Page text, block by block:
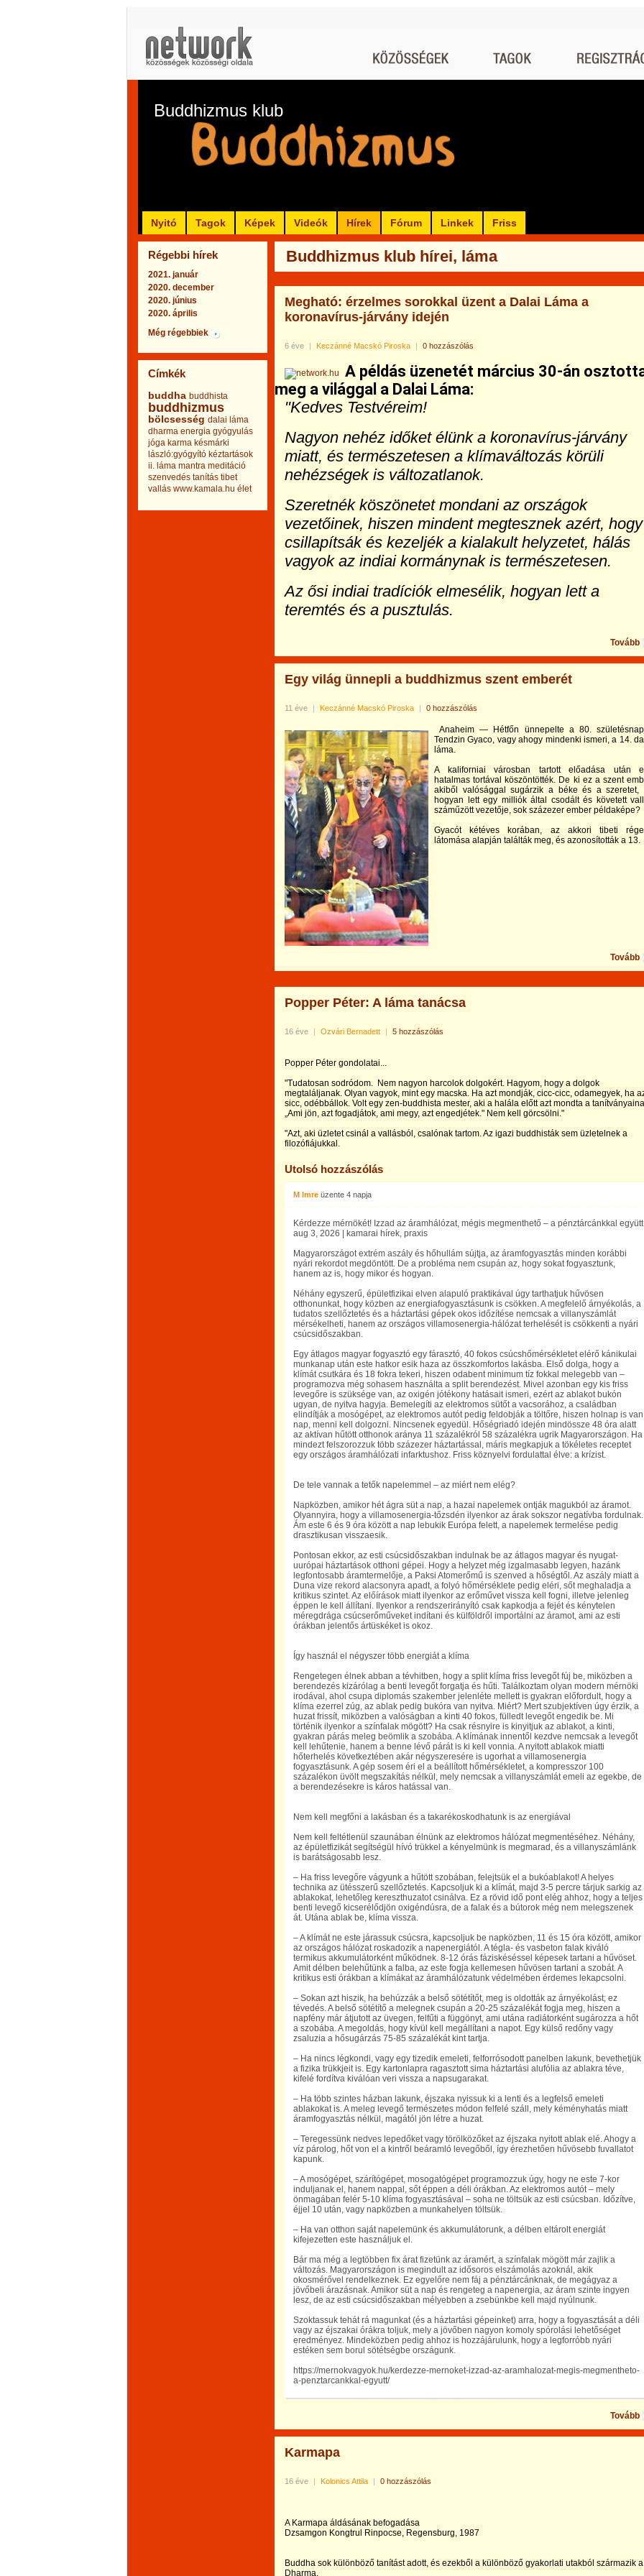
Buddhizmus klub
Nyitó Tagok Képek Videók Hírek Fórum Linkek Friss
Régebbi hírek
2021. január
2020. december
2020. június
2020. április
Még régebbiek
Címkék
buddha buddhista
buddhizmus
bölcsesség dalai láma
dharma energia gyógyulás
jóga karma késmárki
lászló:gyógyító kéztartások
ii. láma mantra meditáció
szenvedés tanítás tibet
vallás www.kamala.hu élet
Buddhizmus klub hírei, láma
Megható: érzelmes sorokkal üzent a Dalai Láma a
koronavírus-járvány idején
6 éve | Keczánné Macskó Piroska | 0 hozzászólás
A példás üzenetét március 30-án
meg a világgal a Dalai Láma:
"Kedves Testvéreim!
Nagyon nehéz időket élünk a koronavírus-járvány
miatt, és természetesen a klímaváltozás körüli
nehézségek is változatlanok.
Szeretnék köszönetet mondani az országok
vezetőinek, hiszen mindent megtesznek azért, hogy
csillapítsák és kezeljék a kialakult helyzetet, hálás
vagyok az indiai kormánynak is természetesen.
Az ősi indiai tradíciók elmesélik, hogyan lett a
teremtés és a pusztulás.
Tovább
Egy világ ünnepli a buddhizmus szent emberét
11 éve | Keczánné Macskó Piroska | 0 hozzászólás
Anaheim — Hétfőn ünnepelte a 80.
Tendzin Gyaco, vagy ahogy mindenki ismeri, a 14.
láma.
A kaliforniai városban tartott előadása után
hatalmas tortával köszöntötték. De ki ez a szent
akiből valósággal sugárzik a béke és a szeretet,
hogyan lett egy milliók által csodált és követett
száműzött vezetője, sok százezer ember példaképe?
Gyacót kétéves korában, az akkori tibeti
látomása alapján találták meg, és azonosították a 13.
Tovább
Popper Péter: A láma tanácsa
16 éve | Ozvári Bernadett | 5 hozzászólás
Popper Péter gondolatai...
"Tudatosan sodródom. Nem nagyon harcolok dolgokért. Hagyom, hogy a dolgok
megtaláljanak. Olyan vagyok, mint egy macska. Ha azt mondják, cicc-cicc, odamegyek, ha
sicc, odébbállok. Volt egy zen-buddhista mester, aki a halála előtt azt mondta a
„Ami jön, azt fogadjátok, ami megy, azt engedjétek." Nem kell görcsölni."
"Azt, aki üzletet csinál a vallásból, csalónak tartom. Az igazi buddhisták sem üzletelnek a
filozófiájukkal.
Utolsó hozzászólás
M Imre üzente 4 napja
Kérdezze mérnökét! Izzad az áramhálózat, mégis megmenthető – a pénztárcánkkal együtt
aug 3, 2026 | kamarai hírek, praxis
Magyarországot extrém aszály és hőhullám sújtja, az áramfogyasztás minden korábbi
nyári rekordot megdöntött. De a probléma nem csupán az, hogy sokat fogyasztunk,
hanem az is, hogy mikor és hogyan.
Néhány egyszerű, épületfizikai elven alapuló praktikával úgy tarthatjuk hűvösen
otthonunkat, hogy közben az energiafogyasztásunk is csökken. A megfelelő árnyékolás, a
tudatos szellőztetés és a háztartási gépek okos időzítése nemcsak a villanyszámlát
mérsékelheti, hanem az országos villamosenergia-hálózat terhelését is csökkenti a nyári
csúcsidőszakban.
Egy átlagos magyar fogyasztó egy fárasztó, 40 fokos csúcshőmérsékletet elérő kánikulai
munkanap után este hatkor esik haza az összkomfortos lakásba. Első dolga, hogy a
klímát csutkára és 18 fokra tekeri, hiszen odabent minimum tíz fokkal melegebb van –
programozva még sohasem használta a split berendezést. Mivel azonban egy kis friss
levegőre is szüksége van, az oxigén jótékony hatásait ismeri, ezért az ablakot bukón
ugyan, de nyitva hagyja. Bemelegíti az elektromos sütőt a vacsorához, a családban
elindítják a mosógépet, az elektromos autót pedig feldobják a töltőre, hiszen holnap is van
nap, menni kell dolgozni. Nincsenek egyedül. Hőségriadó idején mindössze 48 óra alatt
az aktívan hűtött otthonok aránya 11 százalékról 58 százalékra ugrik Magyarországon. Ha
mindezt felszorozzuk több százezer háztartással, máris megkapjuk a tökéletes receptet
egy országos áramhálózati infarktushoz. Friss köznyelvi fordulattal élve: a krízist.
De tele vannak a tetők napelemmel – az miért nem elég?
Napközben, amikor hét ágra süt a nap, a hazai napelemek ontják magukból az áramot.
Olyannyira, hogy a villamosenergia-tőzsdén ilyenkor az árak sokszor negatívba fordulnak.
Ám este 6 és 9 óra között a nap lebukik Európa felett, a napelemek termelése pedig
drasztikusan visszaesik.
Pontosan ekkor, az esti csúcsidőszakban indulnak be az átlagos magyar és nyugat-
uurópai háztartások otthoni gépei. Hogy a helyzet még izgalmasabb legyen, hazánk
legfontosabb áramtermelője, a Paksi Atomerőmű is szenved a hőségtől. Az aszály miatt a
Duna vize rekord alacsonyra apadt, a folyó hőmérséklete pedig eléri, sőt meghaladja a
kritikus szintet. Az előírások miatt ilyenkor az erőművet vissza kell fogni, illetve jelenleg
éppen le kell állítani. Ilyenkor a rendszerirányító csak kapkodja a fejét és kénytelen
méregdrága csúcserőműveket indítani és külföldről importálni az áramot, ami az esti
órákban jelentős ártüskéket is okoz.
Így használ el négyszer több energiát a klíma
Rengetegen élnek abban a tévhitben, hogy a split klíma friss levegőt fúj be, miközben a
berendezés kizárólag a benti levegőt forgatja és hűti. Találkoztam olyan modern mérnöki
irodával, ahol csupa diplomás szakember jelenléte mellett is gyakran előfordult, hogy a
klíma ezerrel zúg, az ablak pedig bukóra van nyitva. Miért? Mert szubjektíven úgy érzik, a
huzat frissít, miközben a valóságban a kinti 40 fokos, fülledt levegőt engedik be. Mi
történik ilyenkor a színfalak mögött? Ha csak résnyire is kinyitjuk az ablakot, a kinti,
gyakran párás meleg beömlik a szobába. A klímának innentől kezdve nemcsak a levegőt
kell lehűtenie, hanem a benne lévő párát is ki kell vonnia. A nyitott ablakok miatti
hőterhelés következtében akár négyszeresére is ugorhat a villamosenergia
fogyasztásunk. A gép sosem éri el a beállított hőmérsékletet, a kompresszor 100
százalékon üvölt megszakítás nélkül, mely nemcsak a villanyszámlát emeli az egekbe, de
a berendezésekre is káros hatással van.
Nem kell megfőni a lakásban és a takarékoskodhatunk is az energiával
Nem kell feltétlenül szaunában élnünk az elektromos hálózat megmentéséhez. Néhány,
az épületfizikát segítségül hívó trükkel a kényelmünk is megmarad, és a villanyszámlánk
is barátságosabb lesz.
– Ha friss levegőre vágyunk a hűtött szobában, felejtsük el a bukóablakot! A helyes
technika az ütésszerű szellőztetés. Kapcsoljuk ki a klímát, majd 3-5 percre tárjuk sarkig az
ablakokat, lehetőleg kereszthuzatot csinálva. Ez a rövid idő pont elég ahhoz, hogy a teljes
benti levegő kicserélődjön oxigéndúsra, de a falak és a bútorok még nem melegszenek
át. Utána ablak be, klíma vissza.
– A klímát ne este járassuk csúcsra, kapcsoljuk be napközben, 11 és 15 óra között, amikor
az országos hálózat roskadozik a napenergiától. A tégla- és vasbeton falak kiváló
termikus akkumulátorként működnek. 8-12 órás fáziskéséssel képesek tartani a hűvöset.
Amit délben belehűtünk a falba, az este fogja kellemesen hűvösen tartani a szobát. A
kritikus esti órákban a klímákat az áramhálózatunk védelmében érdemes lekapcsolni.
– Sokan azt hiszik, ha behúzzák a belső sötétítőt, meg is oldották az árnyékolást; ez
tévedés. A belső sötétítő a melegnek csupán a 20-25 százalékát fogja meg, hiszen a
napfény már átjutott az üvegen, felfűti a függönyt, ami utána radiátorként sugározza a hőt
a szobába. A megoldás, hogy kívül kell megállítani a napot. Egy külső redőny vagy
zsaluzia a hősugárzás 75-85 százalékát kint tartja.
– Ha nincs légkondi, vagy egy tizedik emeleti, felforrósodott panelben lakunk, bevethetjük
a fizika trükkjeit is. Egy kartonlapra ragasztott sima háztartási alufólia az ablakra téve,
kifelé fordítva kiválóan veri vissza a napsugarakat.
– Ha több szintes házban lakunk, éjszaka nyissuk ki a lenti és a legfelső emeleti
ablakokat is. A meleg levegő természetes módon felfelé száll, mely kéményhatás miatt
áramfogyasztás nélkül, magától jön létre a huzat.
– Teregessünk nedves lepedőket vagy törölközőket az éjszaka nyitott ablak elé. Ahogy a
víz párolog, hőt von el a kintről beáramló levegőből, így érezhetően hűvösebb fuvallatot
kapunk.
– A mosógépet, szárítógépet, mosogatógépet programozzuk úgy, hogy ne este 7-kor
induljanak el, hanem nappal, sőt éppen a déli órákban. Az elektromos autót – mely
önmagában felér 5-10 klíma fogyasztásával – soha ne töltsük az esti csúcsban. Időzítve,
éjjel 10 után, vagy napközben a munkahelyen töltsük.
– Ha van otthon saját napelemünk és akkumulátorunk, a délben eltárolt energiát
kifejezetten este használjuk el.
Bár ma még a legtöbben fix árat fizetünk az áramért, a színfalak mögött már zajlik a
változás. Magyarországon is megindult az idősoros elszámolás azoknál, akik
okosmérővel rendelkeznek. Ez egyelőre nem fáj a pénztárcánknak, de megágyaz a
jövőbeli árazásnak. Amikor süt a nap és rengeteg a napenergia, az áram szinte ingyen
lesz, de az esti csúcsidőszakban mélyebben a zsebünkbe kell majd nyúlnunk.
Szoktassuk tehát rá magunkat (és a háztartási gépeinket) arra, hogy a fogyasztását a déli
vagy az éjszakai órákra toljuk, mely a jövőben nagyon komoly spórolási lehetőséget
eredményez. Mindeközben pedig ahhoz is hozzájárulunk, hogy a legforróbb nyári
estéken sem borul sötétségbe országunk.
https://mernokvagyok.hu/kerdezze-mernoket-izzad-az-aramhalozat-megis-megmentheto-
a-penztarcankkal-egyutt/
Tovább
Karmapa
16 éve | Kolonics Attila | 0 hozzászólás
A Karmapa áldásának befogadása
Dzsamgon Kongtrul Rinpocse, Regensburg, 1987
Buddha sok különböző tanítást adott, és ezekből a különböző gyakorlati utakból származik a
Dharma.